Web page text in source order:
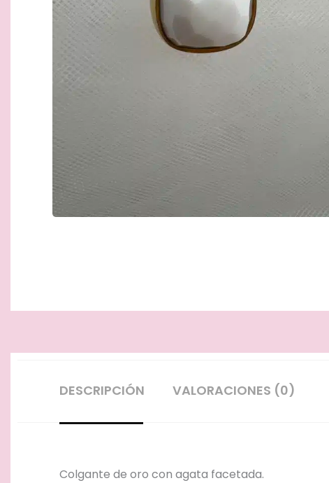
DESCRIPCIÓN VALORACIONES (0)
Colgante de oro con agata facetada.